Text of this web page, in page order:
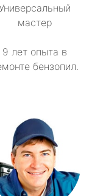
мастер
9 лет опыта в
бензопил.